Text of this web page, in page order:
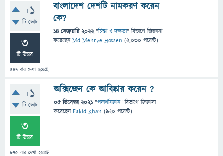
+1
টি ভোট
3
টি উত্তর
547 বার দেখা হয়েছে
বাংলাদেশ দেশটি নামকরণ করেন
কে?
14 ফেব্রুয়ারি 2022 "চিন্তা ও দক্ষতা" বিভাগে জিজ্ঞাসা
করেছেনMd Mehrve Hossen (2,030 পয়েন্ট)
+1
টি ভোট
3
টি উত্তর
875 বার দেখা হয়েছে
অক্সিজেন কে আবিষ্কার করেন ?
05 ডিসেম্বর 2021 "পদার্থবিজ্ঞান" বিভাগে জিজ্ঞাসা
করেছেনFakid Khan (920 পয়েন্ট)